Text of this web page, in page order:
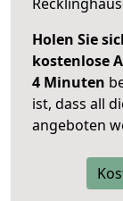
Holen Sie
kostenlose
4 Minuten
ist, dass all
angeboten